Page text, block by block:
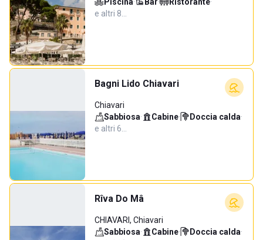
e altri 8…
Bagni Lido Chiavari
Chiavari
Sabbiosa· Cabine· Doccia calda·
e altri 6…
Rîva Do Mâ
CHIAVARI, Chiavari
Sabbiosa· Cabine· Doccia calda·